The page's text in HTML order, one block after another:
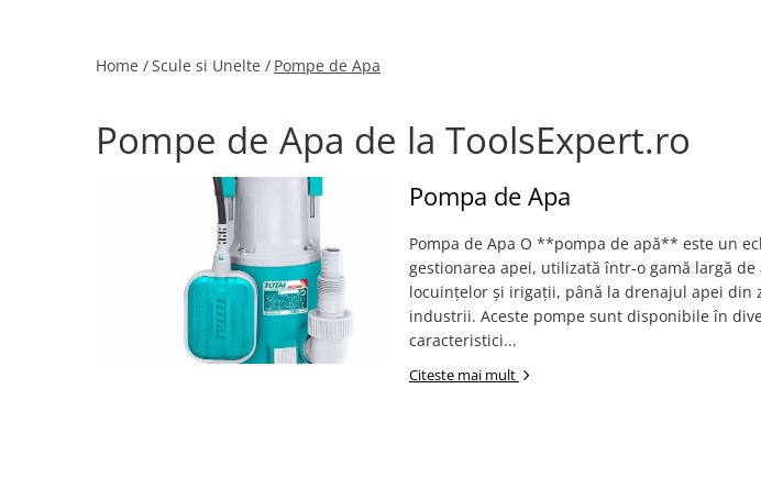
Home /Scule si Unelte / Pompe de Apa
Pompe de Apa de la ToolsExpert.ro
Pompa de Apa
Pompa de Apa O **pompa de apă** este un
gestionarea apei, utilizată într-o gamă largă
locuințelor și irigații, până la drenajul apei din
industrii. Aceste pompe sunt disponibile în
caracteristici...
Citeste mai mult